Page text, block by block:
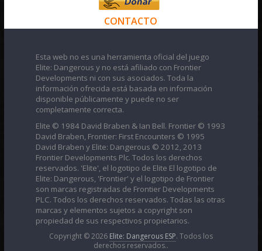
CONTACTO
Esta web no es una herramienta oficial del juego
Elite: Dangerous y no está afiliado con Frontier
Developments ni con sus asociados. Toda la
información ofrecida está basada en información
disponible públicamente y puede no ser
completamente correcta.
Elite © 1984 David Braben & Ian Bell. Frontier © 1993
David Braben, Frontier: First Encounters © 1995
David Braben y Elite: Dangerous © 2012, 2013
Frontier Developments Plc. Todos los derechos
reservados. 'Elite', el logotipo de Elite El logotipo de
Elite: Dangerous, 'Frontier' y el logotipo de Frontier
son marcas registradas de Frontier Developments
PLC. Todos los derechos reservados. Todas las otras
marcas y elementos sujetos a copyright son
propiedad de sus respectivos propietarios.
Copyright © 2026 Elite: Dangerous ESP. Todos los
derechos reservados..